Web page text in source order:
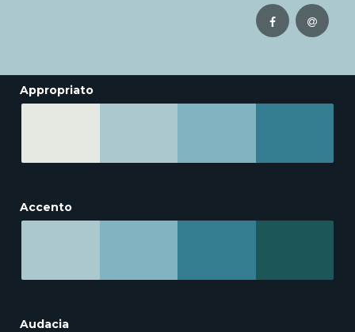
Appropriato
Accento
Audacia